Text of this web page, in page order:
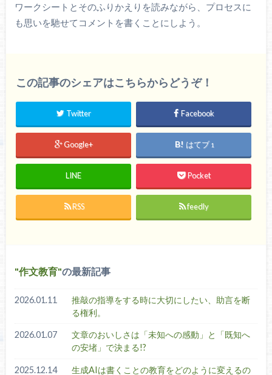
ワークシートとそのふりかえりを読みながら、プロセスに
も思いを馳せてコメントを書くことにしよう。
この記事のシェアはこちらからどうぞ！
Twitter Facebook
Google+ はてブ 1
LINE Pocket
RSS feedly
作文教育 の最新記事
2026.01.11
推敲の指導をする時に大切にしたい、助言を断
る権利。
2026.01.07
文章のおいしさは「未知への感動」と「既知へ
の安堵」で決まる!?
2025.12.14
生成AIは書くことの教育をどのように変えるの